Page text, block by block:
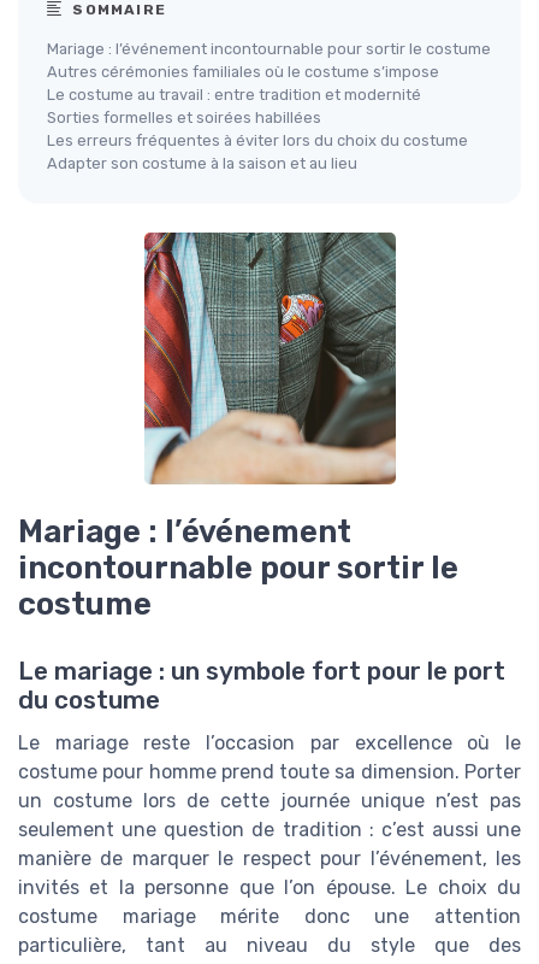
SOMMAIRE
Mariage : l’événement incontournable pour sortir le costume
Autres cérémonies familiales où le costume s’impose
Le costume au travail : entre tradition et modernité
Sorties formelles et soirées habillées
Les erreurs fréquentes à éviter lors du choix du costume
Adapter son costume à la saison et au lieu
Mariage : l’événement
incontournable pour sortir le
costume
Le mariage : un symbole fort pour le port
du costume
Le mariage reste l’occasion par excellence où le
costume pour homme prend toute sa dimension. Porter
un costume lors de cette journée unique n’est pas
seulement une question de tradition : c’est aussi une
manière de marquer le respect pour l’événement, les
invités et la personne que l’on épouse. Le choix du
costume mariage mérite donc une attention
particulière, tant au niveau du style que des